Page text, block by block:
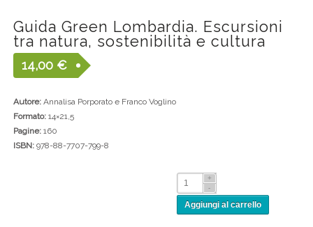
Guida Green Lombardia. Escursioni
tra natura, sostenibilità e cultura
14,00 €
Autore:Annalisa Porporato e Franco Voglino
Formato:14×21,5
Pagine: 160
ISBN:978-88-7707-799-8
Aggiungi al carrello